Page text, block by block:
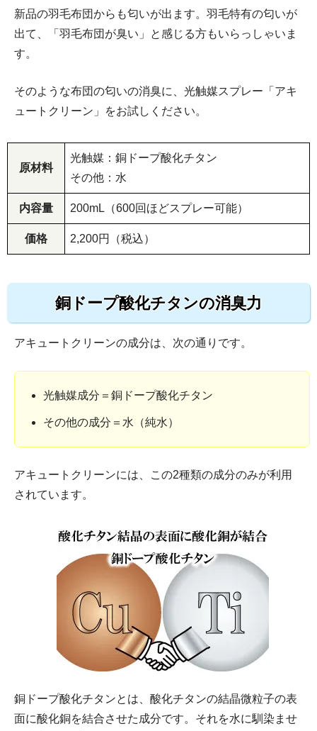
新品の羽毛布団からも匂いが出ます。羽毛特有の匂いが
出て、「羽毛布団が臭い」と感じる方もいらっしゃいま
す。
そのような布団の匂いの消臭に、光触媒スプレー「アキ
ュートクリーン」をお試しください。
原材料
光触媒：銅ドープ酸化チタン
その他：水
内容量 200mL（600回ほどスプレー可能）
価格 2,200円（税込）
銅ドープ酸化チタンの消臭力
アキュートクリーンの成分は、次の通りです。
光触媒成分＝銅ドープ酸化チタン
その他の成分＝水（純水）
アキュートクリーンには、この2種類の成分のみが利用
されています。
銅ドープ酸化チタンとは、酸化チタンの結晶微粒子の表
面に酸化銅を結合させた成分です。それを水に馴染ませ